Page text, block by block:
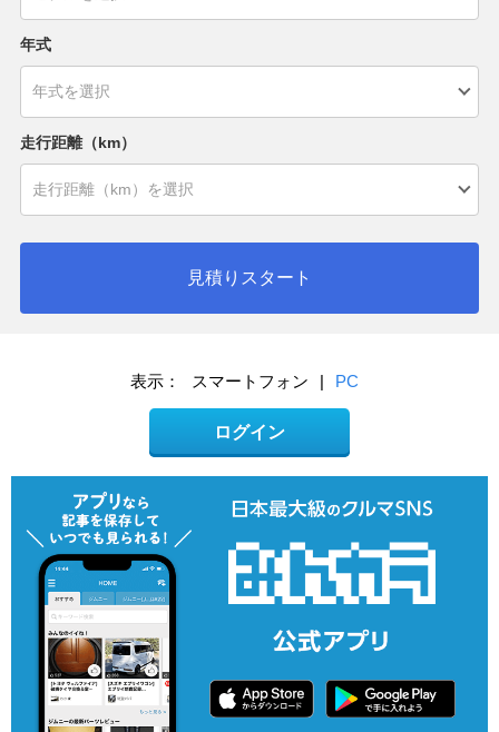
年式
走行距離（km）
見積りスタート
表示： スマートフォン | PC
ログイン